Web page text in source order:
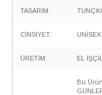
TASARIM:
CİNSİYET:
ÜRETİM: EL
Bu